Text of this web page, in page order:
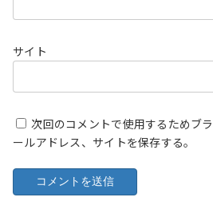
サイト
次回のコメントで使用するためブ
ールアドレス、サイトを保存する。